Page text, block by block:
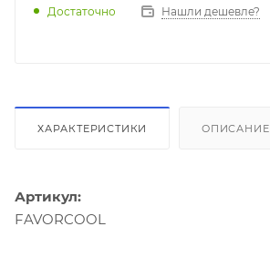
Достаточно Нашли дешевле?
ХАРАКТЕРИСТИКИ ОПИСАНИЕ
Артикул:
FAVORCOOL